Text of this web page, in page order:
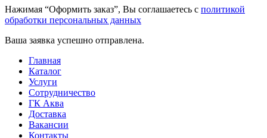
Нажимая “Оформить заказ”, Вы соглашаетесь с политикой
обработки персональных данных
Ваша заявка успешно отправлена.
Главная
Каталог
Услуги
Сотрудничество
ГК Аква
Доставка
Вакансии
Контакты